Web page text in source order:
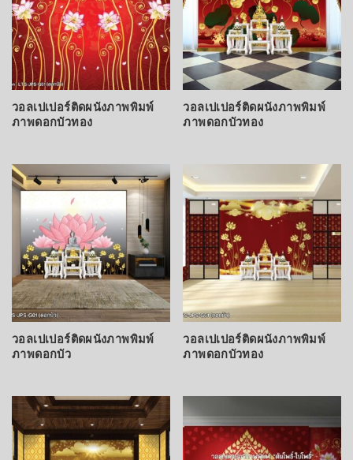
วอลเปเปอร์ติดผนังภาพพิมพ์
ภาพดอกบัวทอง
วอลเปเปอร์ติดผนังภาพพิมพ์
ภาพดอกบัวทอง
วอลเปเปอร์ติดผนังภาพพิมพ์
ภาพดอกบัว
วอลเปเปอร์ติดผนังภาพพิมพ์
ภาพดอกบัวทอง